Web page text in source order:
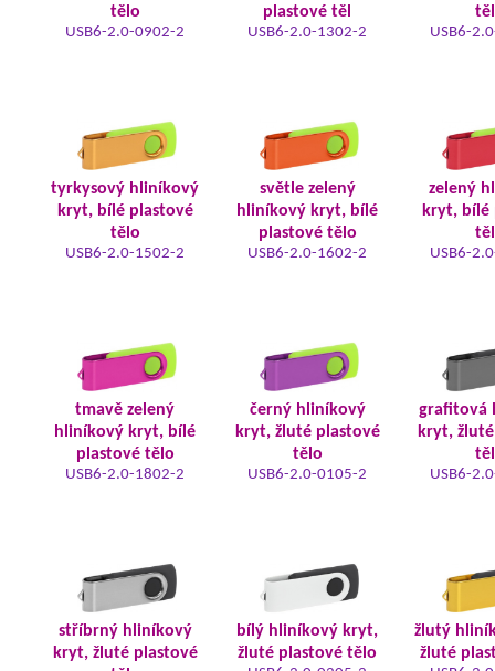
tělo
USB6-2.0-0902-2
plastové těl
USB6-2.0-1302-2 USB6-
tyrkysový hliníkový
kryt, bílé plastové
tělo
USB6-2.0-1502-2
světle zelený
hliníkový kryt, bílé
plastové tělo
USB6-2.0-1602-2
zelený
kryt, bílé
USB6-
tmavě zelený
hliníkový kryt, bílé
plastové tělo
USB6-2.0-1802-2
černý hliníkový
kryt, žluté plastové
tělo
USB6-2.0-0105-2
grafitová
kryt,
USB6-
stříbrný hliníkový
kryt, žluté plastové
bílý hliníkový kryt,
žluté plastové tělo
žlutý
žluté